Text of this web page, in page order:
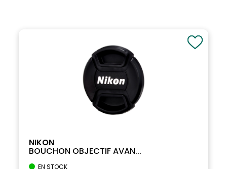
NIKON
BOUCHON OBJECTIF AVAN...
EN STOCK